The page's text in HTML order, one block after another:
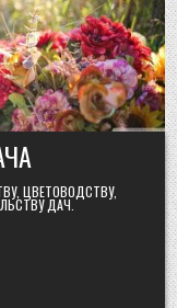
ЦВЕТОВОДСТВУ,
ДАЧ.